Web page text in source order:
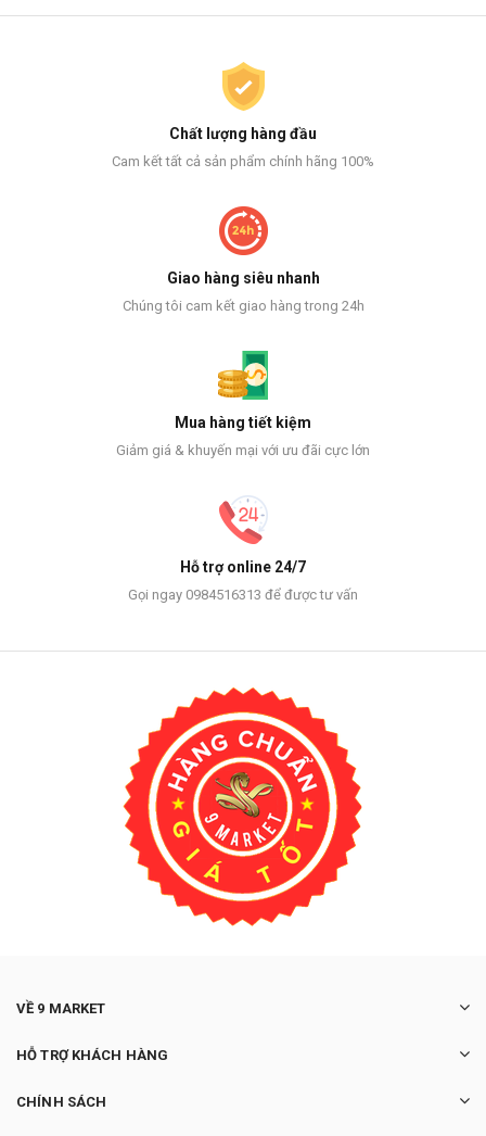
Chất lượng hàng đầu
Cam kết tất cả sản phẩm chính hãng 100%
Giao hàng siêu nhanh
Chúng tôi cam kết giao hàng trong 24h
Mua hàng tiết kiệm
Giảm giá & khuyến mại với ưu đãi cực lớn
Hỗ trợ online 24/7
Gọi ngay 0984516313 để được tư vấn
VỀ 9 MARKET
HỖ TRỢ KHÁCH HÀNG
CHÍNH SÁCH